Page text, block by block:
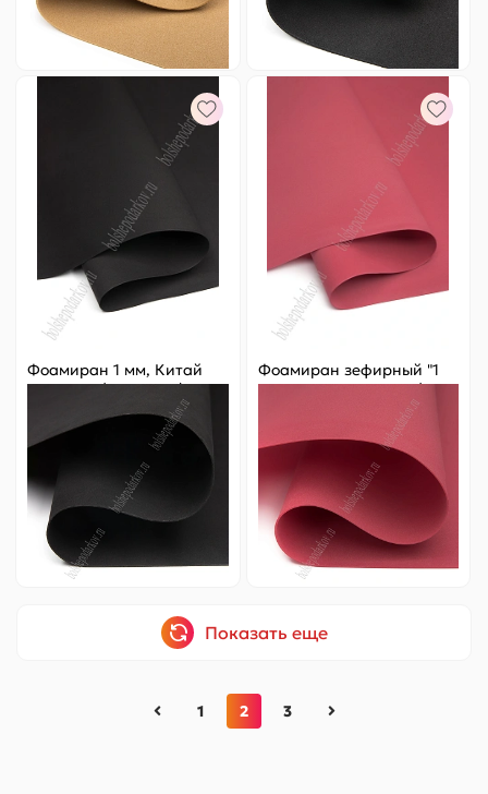
- + - +
Фоамиран 1 мм, Китай
60*70 см (10 листов) SF-
5822, черный №1041
Цена за 24.8 ₽
805-206
248 ₽
Оптовая
+
Фоамиран зефирный "1
сорт" 1 мм, 60*70 см (10
листов) SF-3584, красный
Цена заед.:
Артикул:
805-160
238 ₽
+
Показать еще
1 2 3